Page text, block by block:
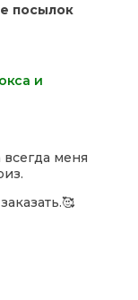
посылок
и
меня